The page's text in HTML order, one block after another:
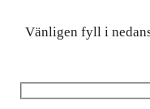
Vänligen fyll i